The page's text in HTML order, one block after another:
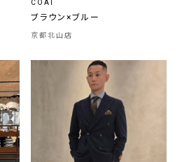
COAT
ブラウン×ブルー
京都北山店